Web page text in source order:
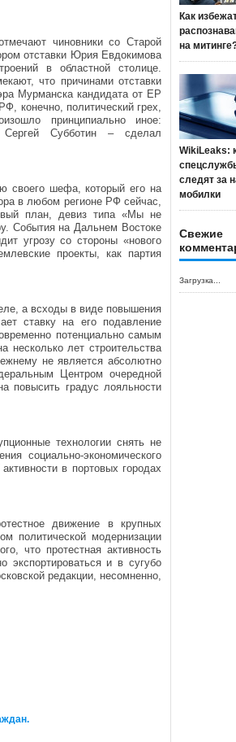
чиновники со Старой
отставки Юрия Евдокимова
в областной столице.
что причинами отставки
Мурманска кандидата от ЕР
конечно, политический грех,
принципиально иное:
Субботин – сделал
своего шефа, который его на
в любом регионе РФ сейчас,
план, девиз типа «Мы не
События на Дальнем Востоке
угрозу со стороны «нового
проекты, как партия
а всходы в виде повышения
ставку на его подавление
потенциально самым
несколько лет строительства
не является абсолютно
Центром очередной
повысить градус лояльности
технологии снять не
социально-экономического
в портовых городах
движение в крупных
политической модернизации
что протестная активность
экспортироваться и в сугубо
редакции, несомненно,
Как
на
WikiLeaks:
следят за
мобилки
Свежие
Загрузка...